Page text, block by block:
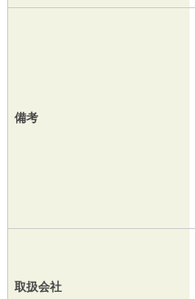
備考
取扱会社